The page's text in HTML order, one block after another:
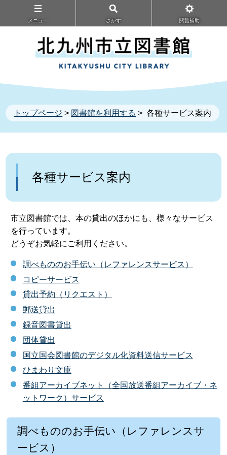
メニュ－ さがす 閲覧補助
トップページ > 図書館を利用する > 各種サービス案内
各種サービス案内
市立図書館では、本の貸出のほかにも、様々なサービス
を行っています。
どうぞお気軽にご利用ください。
調べもののお手伝い（レファレンスサービス）
コピーサービス
貸出予約（リクエスト）
郵送貸出
録音図書貸出
団体貸出
国立国会図書館のデジタル化資料送信サービス
ひまわり文庫
番組アーカイブネット（全国放送番組アーカイブ・ネ
ットワーク）サービス
調べもののお手伝い（レファレンスサ
ービス）